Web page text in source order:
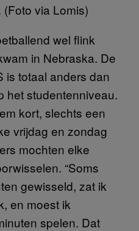
via Lomis)
wel flink
in Nebraska. De
is totaal anders dan
het studentenniveau.
kort, slechts een
vrijdag en zondag
mochten elke
“Soms
gewisseld, zat ik
en moest ik
spelen. Dat